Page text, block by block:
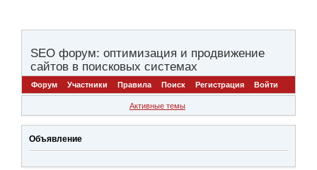
SEO форум: оптимизация и продвижение
сайтов в поисковых системах
Форум Участники Правила Поиск Регистрация Войти
Активные темы
Объявление